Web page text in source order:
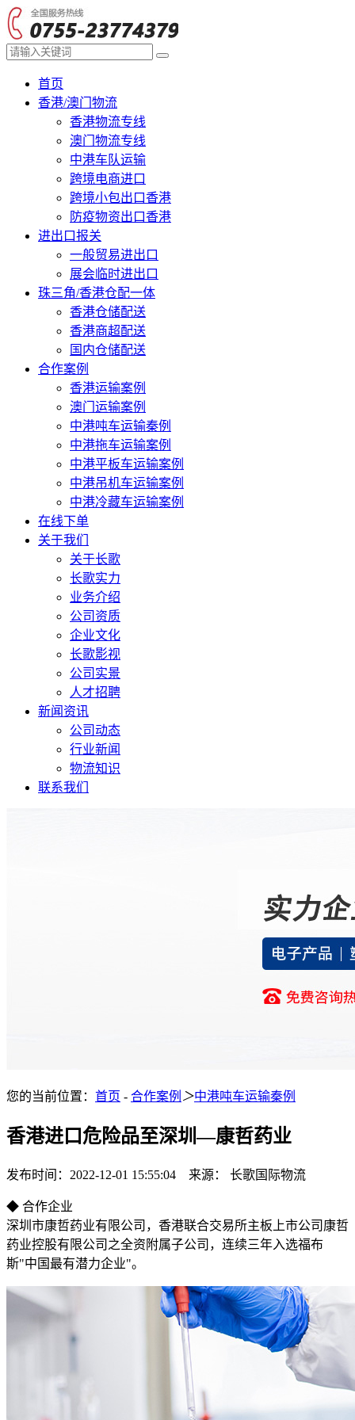
首页
香港/澳门物流
香港物流专线
澳门物流专线
中港车队运输
跨境电商进口
跨境小包出口香港
防疫物资出口香港
进出口报关
一般贸易进出口
展会临时进出口
珠三角/香港仓配一体
香港仓储配送
香港商超配送
国内仓储配送
合作案例
香港运输案例
澳门运输案例
中港吨车运输秦例
中港拖车运输案例
中港平板车运输案例
中港吊机车运输案例
中港冷藏车运输案例
在线下单
关于我们
关于长歌
长歌实力
业务介绍
公司资质
企业文化
长歌影视
公司实景
人才招聘
新闻资讯
公司动态
行业新闻
物流知识
联系我们
您的当前位置： 首页 - 合作案例 ＞中港吨车运输秦例
香港进口危险品至深圳—康哲药业
发布时间：2022-12-01 15:55:04 来源： 长歌国际物流
◆ 合作企业
深圳市康哲药业有限公司，香港联合交易所主板上市公司康哲
药业控股有限公司之全资附属子公司，连续三年入选福布
斯"中国最有潜力企业"。